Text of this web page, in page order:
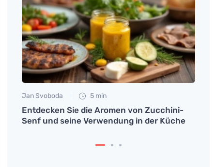
Jan Svoboda 5 min
Entdecken Sie die Aromen von Zucchini-
Senf und seine Verwendung in der Küche